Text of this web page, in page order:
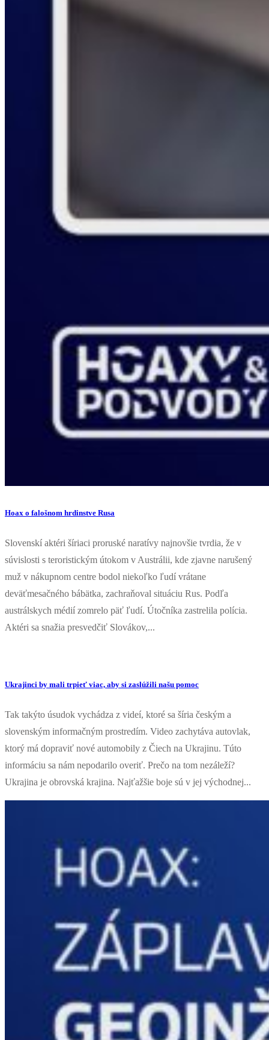
Hoax o falošnom hrdinstve Rusa
Slovenskí aktéri šíriaci proruské naratívy najnovšie tvrdia, že v
súvislosti s teroristickým útokom v Austrálii, kde zjavne narušený
muž v nákupnom centre bodol niekoľko ľudí vrátane
deväťmesačného bábätka, zachraňoval situáciu Rus. Podľa
austrálskych médií zomrelo päť ľudí. Útočníka zastrelila polícia.
Aktéri sa snažia presvedčiť Slovákov,...
Ukrajinci by mali trpieť viac, aby si zaslúžili našu pomoc
Tak takýto úsudok vychádza z videí, ktoré sa šíria českým a
slovenským informačným prostredím. Video zachytáva autovlak,
ktorý má dopraviť nové automobily z Čiech na Ukrajinu. Túto
informáciu sa nám nepodarilo overiť. Prečo na tom nezáleží?
Ukrajina je obrovská krajina. Najťažšie boje sú v jej východnej...